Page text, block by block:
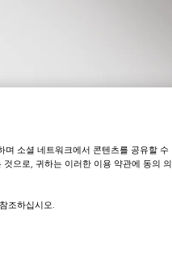
며 소셜 네트워크에서 콘텐츠를 공유할 수
으로, 귀하는 이러한 이용 약관에 동의 의
조하십시오.